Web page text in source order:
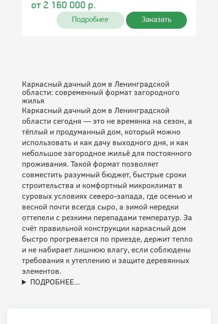
от 2 160 000 р.
Подробнее Заказать
Каркасный дачный дом в Ленинградской
области: современный формат загородного
жилья
Каркасный дачный дом в Ленинградской
области сегодня — это не времянка на сезон, а
тёплый и продуманный дом, который можно
использовать и как дачу выходного дня, и как
небольшое загородное жильё для постоянного
проживания. Такой формат позволяет
совместить разумный бюджет, быстрые сроки
строительства и комфортный микроклимат в
суровых условиях северо-запада, где осенью и
весной почти всегда сыро, а зимой нередки
оттепели с резкими перепадами температур. За
счёт правильной конструкции каркасный дом
быстро прогревается по приезде, держит тепло
и не набирает лишнюю влагу, если соблюдены
требования к утеплению и защите деревянных
элементов.
ПОДРОБНЕЕ...